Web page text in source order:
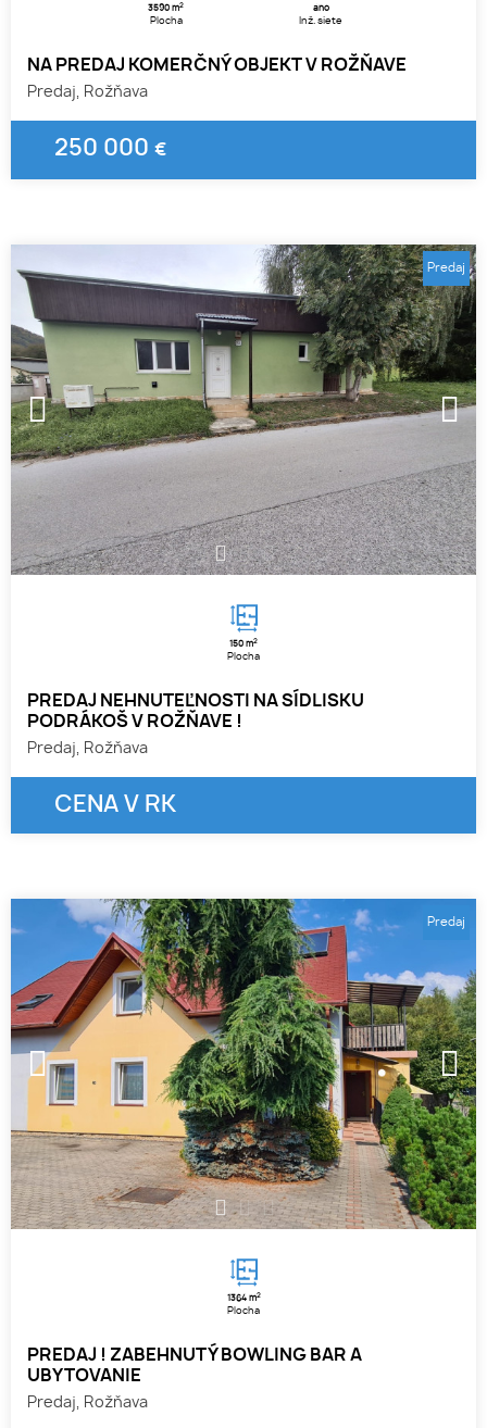
3590 m2
Plocha
áno
Inž. siete
NA PREDAJ KOMERČNÝ OBJEKT V ROŽŇAVE
Predaj, Rožňava
250 000 €
1 2 3
150 m2
Plocha
PREDAJ NEHNUTEĽNOSTI NA SÍDLISKU
PODRÁKOŠ V ROŽŇAVE !
Predaj, Rožňava
CENA V RK
Predaj
1 2 3
1364 m2
Plocha
PREDAJ ! ZABEHNUTÝ BOWLING BAR A
UBYTOVANIE
Predaj, Rožňava
Predaj